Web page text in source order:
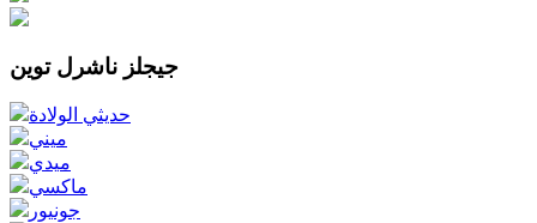
جيجلز ناشرل توين
حديثي الولادة
ميني
ميدي
ماكسي
جونيور